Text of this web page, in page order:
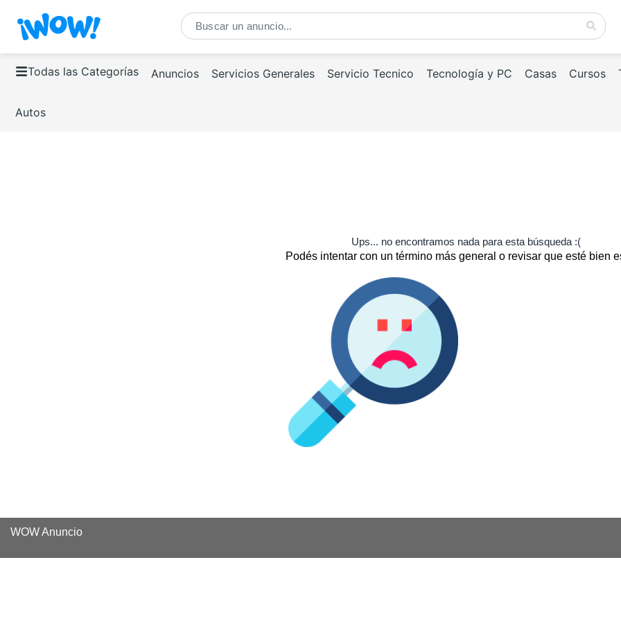
Todas las Categorías Anuncios Servicios Generales Servicio Tecnico Tecnología y PC Casas Cursos
Autos
Ups... no encontramos nada para esta búsqueda :(
Podés intentar con un término más general o revisar que esté bien
WOW Anuncio